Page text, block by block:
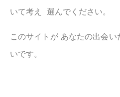
いて考え 選んでください。
このサイトが あなたの出会
いです。